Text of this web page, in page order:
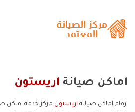
اماكن صيانة اريستون
ارقام اماكن صيانة اريستون مركز خدمة اماكن